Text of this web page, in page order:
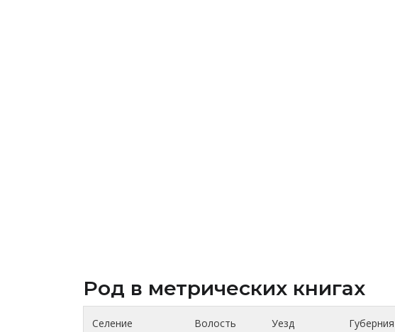
Род в метрических книгах
Селение Волость Уезд Губерния